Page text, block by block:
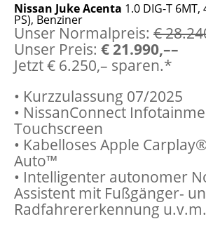
Nissan Juke Acenta 1.0 DIG-T 6MT,
PS), Benziner
Unser Normalpreis: €
Unser Preis: € 21.990,––
Jetzt € 6.250,– sparen.*
• Kurzzulassung 07/2025
• NissanConnect
Touchscreen
• Kabelloses Apple
Auto™
• Intelligenter autonomer
Assistent mit Fußgänger-
Radfahrererkennung u.v.m.